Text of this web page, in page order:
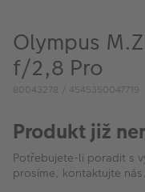
FOTO BAZAR
Akce a slevy
Fotoprodukty
Olympus
f/2,8 Pro
80043278 / 4545350047719
Produkt již
Potřebujete-li poradit s
prosíme, kontaktujte nás.